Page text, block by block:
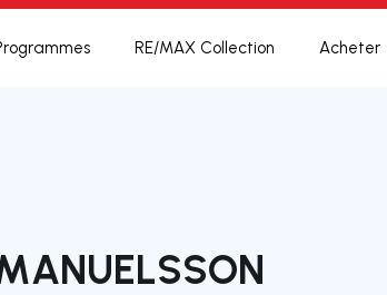
RE/MAX Collection Acheter